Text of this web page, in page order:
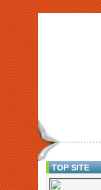
<img src="http://
TOP SITE